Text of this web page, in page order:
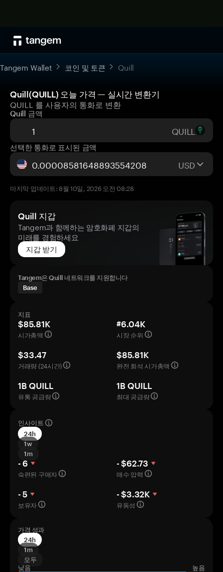
Tangem Wallet 코인 및 토큰 Quill
Quill(QUILL) 오늘 가격 — 실시간 변환기
QUILL 를 사용자의 통화로 변환
Quill 금액
QUILL
선택한 통화로 표시된 금액
USD
마지막 업데이트: 8월 10일, 2026 오전 08:28
Quill 지갑
Tangem과 함께하는 암호화폐 지갑의
미래를 경험하세요
지갑 받기
Tangem은 Quill 네트워크를 지원합니다
Base
지표
$85.81K
시가총액
#6.04K
시장 순위
$33.47
거래량 (24시간)
$85.81K
완전 희석 시가총액
1B QUILL
유통 공급량
1B QUILL
최대 공급량
인사이트
24h
1w
1m
- 6
숙련된 구매자
- $62.73
매수 압력
- 5
보유자
- $3.32K
유동성
가격 성과
24h
1m
모두
낮음
높음